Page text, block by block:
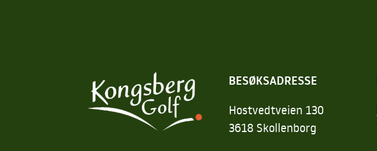
BESØKSADRESSE
Hostvedtveien 130
3618 Skollenborg